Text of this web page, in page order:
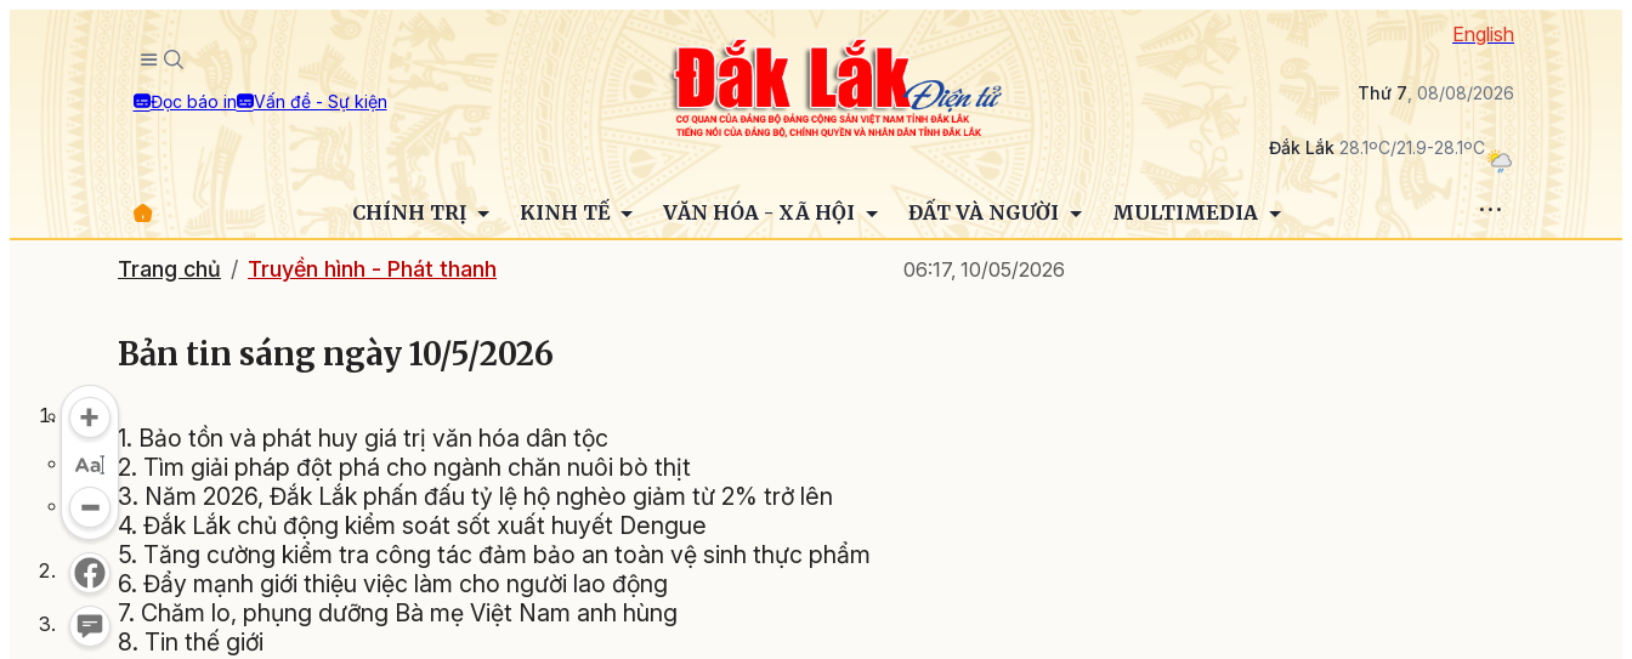
Đọc báo in Vấn đề - Sự kiện
English
Thứ 7, 08/08/2026
Đắk Lắk28.1ºC/21.9-28.1ºC
CHÍNH TRỊ KINH TẾ VĂN HÓA - XÃ HỘI ĐẤT VÀ NGƯỜI MULTIMEDIA
Trang chủ Truyền hình - Phát thanh 06:17, 10/05/2026
Bản tin sáng ngày 10/5/2026
1. Bảo tồn và phát huy giá trị văn hóa dân tộc
2. Tìm giải pháp đột phá cho ngành chăn nuôi bò thịt
3. Năm 2026, Đắk Lắk phấn đấu tỷ lệ hộ nghèo giảm từ 2% trở lên
4. Đắk Lắk chủ động kiểm soát sốt xuất huyết Dengue
5. Tăng cường kiểm tra công tác đảm bảo an toàn vệ sinh thực phẩm
6. Đẩy mạnh giới thiệu việc làm cho người lao động
7. Chăm lo, phụng dưỡng Bà mẹ Việt Nam anh hùng
8. Tin thế giới